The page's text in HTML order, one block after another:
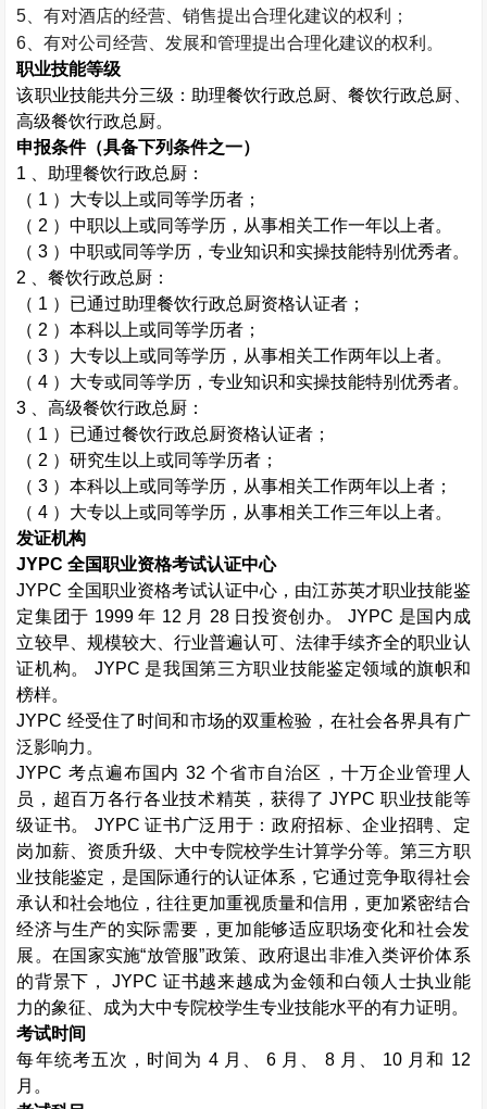
5、有对酒店的经营、销售提出合理化建议的权利；
6、有对公司经营、发展和管理提出合理化建议的权利。
职业技能等级
该职业技能共分三级：助理餐饮行政总厨、餐饮行政总厨、
高级餐饮行政总厨。
申报条件（具备下列条件之一）
1
、助理餐饮行政总厨：
（ 1 ）大专以上或同等学历者；
（ 2 ）中职以上或同等学历，从事相关工作一年以上者。
（3 ）中职或同等学历，专业知识和实操技能特别优秀者。
2
、餐饮行政总厨：
（ 1 ）已通过助理餐饮行政总厨资格认证者；
（ 2 ）本科以上或同等学历者；
（3 ）大专以上或同等学历，从事相关工作两年以上者。
（4 ）大专或同等学历，专业知识和实操技能特别优秀者。
3
、高级餐饮行政总厨：
（ 1 ）已通过餐饮行政总厨资格认证者；
（ 2 ）研究生以上或同等学历者；
（3 ）本科以上或同等学历，从事相关工作两年以上者；
（4 ）大专以上或同等学历，从事相关工作三年以上者。
发证机构
JYPC全国职业资格考试认证中心
JYPC 全国职业资格考试认证中心，由江苏英才职业技能鉴
定集团于 1999年 12 月 28 日投资创办。 JYPC 是国内成
立较早、规模较大、行业普遍认可、法律手续齐全的职业认
证机构。 JYPC 是我国第三方职业技能鉴定领域的旗帜和
榜样。
JYPC 经受住了时间和市场的双重检验，在社会各界具有广
泛影响力。
JYPC 考点遍布国内 32 个省市自治区，十万企业管理人
员，超百万各行各业技术精英，获得了JYPC 职业技能等
级证书。 JYPC证书广泛用于：政府招标、企业招聘、定
岗加薪、资质升级、大中专院校学生计算学分等。第三方职
业技能鉴定，是国际通行的认证体系，它通过竞争取得社会
承认和社会地位，往往更加重视质量和信用，更加紧密结合
经济与生产的实际需要，更加能够适应职场变化和社会发
展。在国家实施“放管服”政策、政府退出非准入类评价体系
的背景下，JYPC证书越来越成为金领和白领人士执业能
力的象征、成为大中专院校学生专业技能水平的有力证明。
考试时间
每年统考五次，时间为 4 月、6 月、 8 月、 10 月和 12
月。